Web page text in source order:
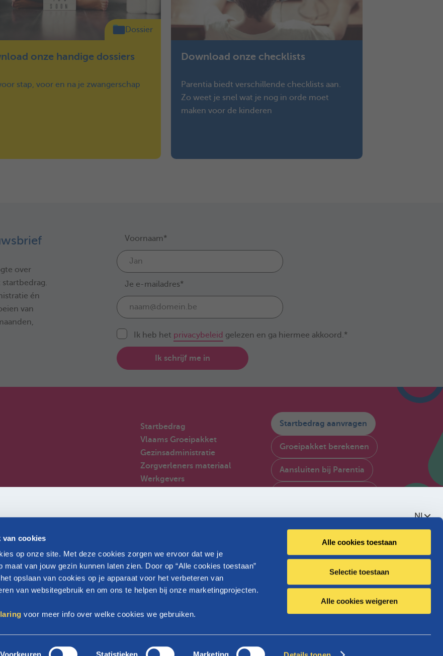
van cookies
op onze site. Met deze cookies zorgen we ervoor dat we je
maat van jouw gezin kunnen laten zien. Door op “Alle cookies toestaan”
opslaan van cookies op je apparaat voor het verbeteren van
van websitegebruik en om ons te helpen bij onze marketingprojecten.
voor meer info over welke cookies we gebruiken.
Voorkeuren Statistieken Marketing
Alle cookies toestaan
Selectie toestaan
Alle cookies weigeren
NL
Wallonië
Dossier
onze handige dossiers
stap, voor en na je zwangerschap
Download onze checklists
Parentia biedt verschillende checklists aan.
Zo weet je snel wat je nog in orde moet
maken voor de kinderen
over
én
van
Voornaam*
Je e-mailadres*
Ik heb het privacybeleid gelezen en ga hiermee akkoord.*
Ik schrijf me in
Startbedrag
Vlaams Groeipakket
Gezinsadministratie
Zorgverleners materiaal
Werkgevers
Huizen van het kind
Startbedrag aanvragen
Groeipakket berekenen
Aansluiten bij Parentia
Contacteer ons
Over Parentia
Kwaliteitsbeleid
Toegankelijkheid